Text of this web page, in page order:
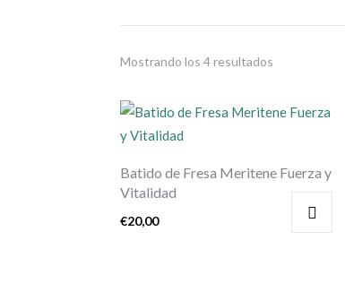
Mostrando los 4 resultados
Batido de Fresa Meritene Fuerza y
Vitalidad
€20,00